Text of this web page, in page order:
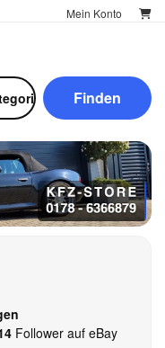
Mein Konto
Finden
Follower auf eBay